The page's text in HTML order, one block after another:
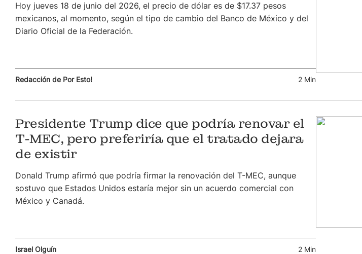
Hoy jueves 18 de junio del 2026, el precio de dólar es de $17.37 pesos
mexicanos, al momento, según el tipo de cambio del Banco de México y del
Diario Oficial de la Federación.
Redacción de Por Esto! 2 Min
Presidente Trump dice que podría renovar el
T-MEC, pero preferiría que el tratado dejara
de existir
Donald Trump afirmó que podría firmar la renovación del T-MEC, aunque
sostuvo que Estados Unidos estaría mejor sin un acuerdo comercial con
México y Canadá.
Israel Olguín 2 Min